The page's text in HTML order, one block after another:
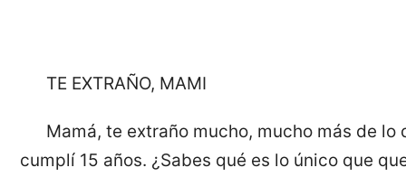
TE EXTRAÑO, MAMI
Mamá, te extraño mucho, mucho más de
cumplí 15 años. ¿Sabes qué es lo único que